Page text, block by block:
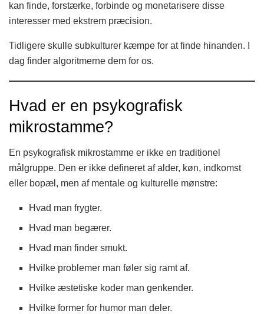
kan finde, forstærke, forbinde og monetarisere disse
interesser med ekstrem præcision.
Tidligere skulle subkulturer kæmpe for at finde hinanden. I
dag finder algoritmerne dem for os.
Hvad er en psykografisk
mikrostamme?
En psykografisk mikrostamme er ikke en traditionel
målgruppe. Den er ikke defineret af alder, køn, indkomst
eller bopæl, men af mentale og kulturelle mønstre:
Hvad man frygter.
Hvad man begærer.
Hvad man finder smukt.
Hvilke problemer man føler sig ramt af.
Hvilke æstetiske koder man genkender.
Hvilke former for humor man deler.